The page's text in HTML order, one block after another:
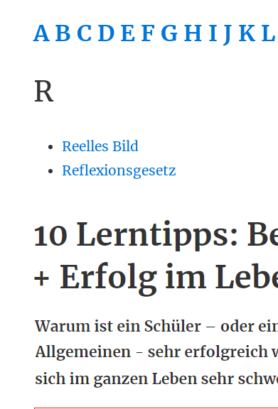
A B C D E F G H I J K L
R
Reelles Bild
Reflexionsgesetz